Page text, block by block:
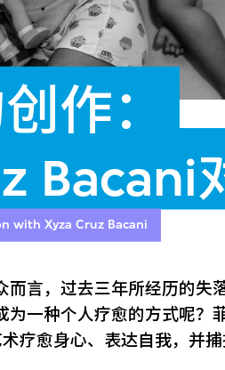
作：
Bacani
with Xyza Cruz Bacani
言，过去三年所经历的失
为一种个人疗愈的方式呢？
疗愈身心、表达自我，并